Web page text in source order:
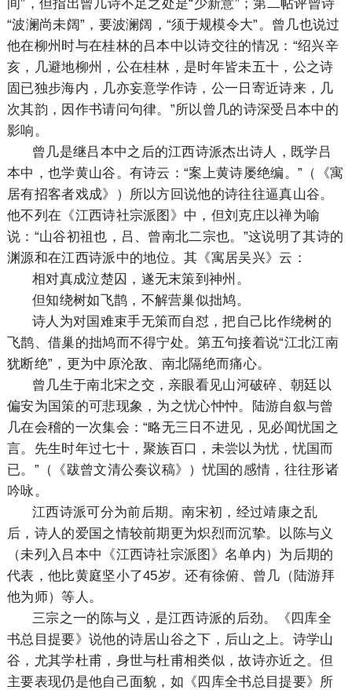
间”，但指出曾几诗不足之处是“少新意”；第二帖评曾诗
“波澜尚未阔”，要波澜阔，“须于规模令大”。曾几也说过
他在柳州时与在桂林的吕本中以诗交往的情况：“绍兴辛
亥，几避地柳州，公在桂林，是时年皆未五十，公之诗
固已独步海内，几亦妄意学作诗，公一日寄近诗来，几
次其韵，因作书请问句律。”所以曾几的诗深受吕本中的
影响。
曾几是继吕本中之后的江西诗派杰出诗人，既学吕
本中，也学黄山谷。有诗云：“案上黄诗屡绝编。”（《寓
居有招客者戏成》）所以方回说他的诗往往逼真山谷。
他不列在《江西诗社宗派图》中，但刘克庄以禅为喻
说：“山谷初祖也，吕、曾南北二宗也。”这说明了其诗的
渊源和在江西诗派中的地位。其《寓居吴兴》云：
相对真成泣楚囚，遂无末策到神州。
但知绕树如飞鹊，不解营巢似拙鸠。
诗人为对国难束手无策而自怼，把自己比作绕树的
飞鹊、借巢的拙鸠而不得宁处。第五句接着说“江北江南
犹断绝”，更为中原沦敌、南北隔绝而痛心。
曾几生于南北宋之交，亲眼看见山河破碎、朝廷以
偏安为国策的可悲现象，为之忧心忡忡。陆游自叙与曾
几在会稽的一次集会：“略无三日不进见，见必闻忧国之
言。先生时年过七十，聚族百口，未尝以为忧，忧国而
已。”（《跋曾文清公奏议稿》）忧国的感情，往往形诸
吟咏。
江西诗派可分为前后期。南宋初，经过靖康之乱
后，诗人的爱国之情较前期更为炽烈而沉挚。以陈与义
（未列入吕本中《江西诗社宗派图》名单内）为后期的
代表，他比黄庭坚小了45岁。还有徐俯、曾几（陆游拜
他为师）等人。
三宗之一的陈与义，是江西诗派的后劲。《四库全
书总目提要》说他的诗居山谷之下，后山之上。诗学山
谷，尤其学杜甫，身世与杜甫相类似，故诗亦近之。但
主要表现仍是他自己面貌，如《四库全书总目提要》所